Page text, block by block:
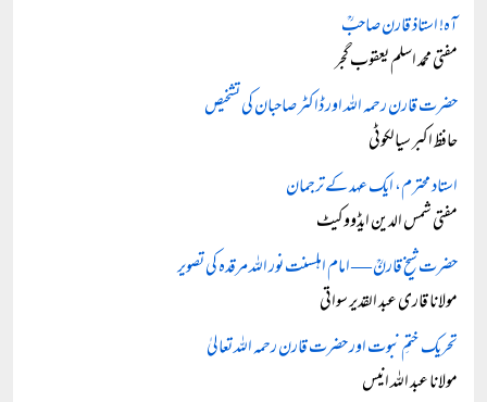
آہ! استاذ قارن صاحبؒ
مفتی محمد اسلم یعقوب گجر
حضرت قارن رحمہ اللہ اور ڈاکٹر صاحبان کی تشخیص
حافظ اکبر سیالکوٹی
استاد محترم، ایک عہد کے ترجمان
مفتی شمس الدین ایڈووکیٹ
حضرت شیخ قارنؒ — امام اہلسنت نور اللہ مرقدہ کی تصویر
مولانا قاری عبد القدیر سواتی
تحریک ختمِ نبوت اور حضرت قارن رحمہ اللہ تعالیٰ
مولانا عبد اللہ انیس